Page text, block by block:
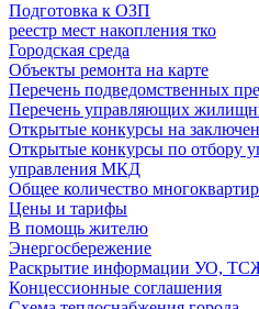
Подготовка к ОЗП
реестр мест накопления тко
Городская среда
Объекты ремонта на карте
Перечень подведомственных
Перечень управляющих
Открытые конкурсы на
Открытые конкурсы по отбору
управления МКД
Общее количество
Цены и тарифы
В помощь жителю
Энергосбережение
Раскрытие информации УО,
Концессионные соглашения